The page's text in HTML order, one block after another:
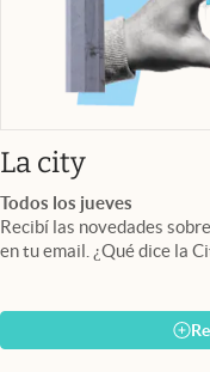
La cityabre en
Todos los jueves
Recibí las novedades
en tu email. ¿Qué dice la